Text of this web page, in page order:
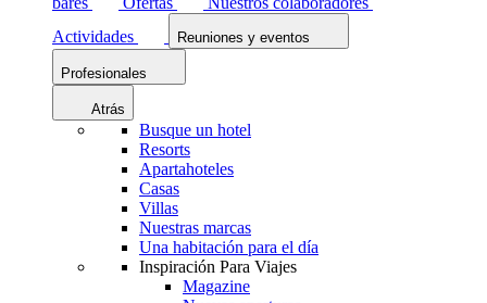
Actividades
Reuniones y eventos
Profesionales
Atrás
Busque un hotel
Resorts
Apartahoteles
Casas
Villas
Nuestras marcas
Una habitación para el día
Inspiración Para Viajes
Magazine